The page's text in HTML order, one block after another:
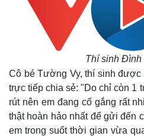
Thí sinh Đình
Cô bé Tường Vy, thí sinh
trực tiếp chia sẻ: "Do chỉ còn 1
rút nên em đang cố gắng rất
thật hoàn hảo nhất để gửi đến
em trong suốt thời gian vừa